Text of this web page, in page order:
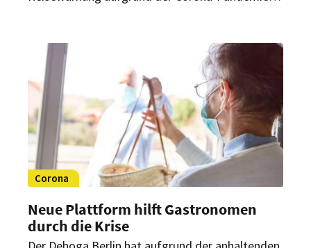
Reisen wieder möglich sein.
Corona
Neue Plattform hilft Gastronomen
durch die Krise